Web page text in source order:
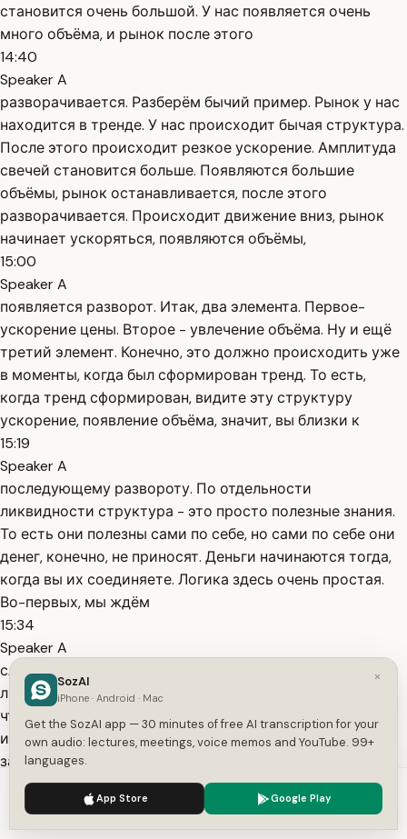
становится очень большой. У нас появляется очень
много объёма, и рынок после этого
14:40
Speaker A
разворачивается. Разберём бычий пример. Рынок у нас
находится в тренде. У нас происходит бычая структура.
После этого происходит резкое ускорение. Амплитуда
свечей становится больше. Появляются большие
объёмы, рынок останавливается, после этого
разворачивается. Происходит движение вниз, рынок
начинает ускоряться, появляются объёмы,
15:00
Speaker A
появляется разворот. Итак, два элемента. Первое-
ускорение цены. Второе - увлечение объёма. Ну и ещё
третий элемент. Конечно, это должно происходить уже
в моменты, когда был сформирован тренд. То есть,
когда тренд сформирован, видите эту структуру
ускорение, появление объёма, значит, вы близки к
15:19
Speaker A
последующему развороту. По отдельности
ликвидности структура - это просто полезные знания.
То есть они полезны сами по себе, но сами по себе они
денег, конечно, не приносят. Деньги начинаются тогда,
когда вы их соединяете. Логика здесь очень простая.
Во-первых, мы ждём
15:34
Speaker A
слома структуры и определяем, где будет находиться
ликвидность. То есть когда и где и куда рынок пойдёт,
чтобы забрать деньги толпы. Ну что, давайте
использовать эти два принципа своей торговли. Это
запись с моего реального счёта. Эту сделку я делал
давно. Вот её
15:50
Speaker A
We use cookies to enhance your experience.
×
SozAI
iPhone · Android · Mac
Get the SozAI app — 30 minutes of free AI transcription for your
own audio: lectures, meetings, voice memos and YouTube. 99+
languages.
App Store Google Play